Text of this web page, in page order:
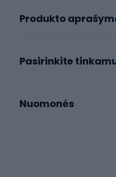
Produkto
Pasirinkite
Nuomonės